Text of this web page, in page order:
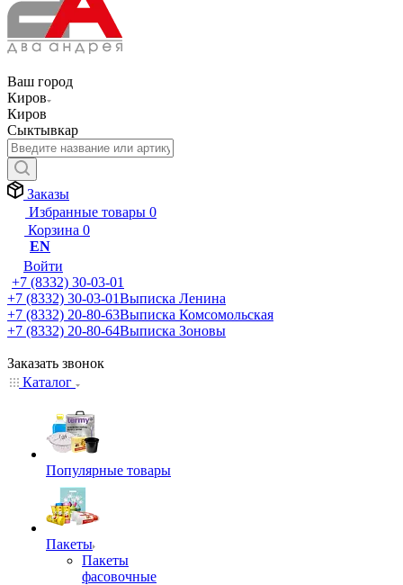
Ваш город
Киров
Киров
Сыктывкар
Заказы
Избранные товары 0
Корзина 0
EN
Войти
+7 (8332) 30-03-01
+7 (8332) 30-03-01Выписка Ленина
+7 (8332) 20-80-63Выписка Комсомольская
+7 (8332) 20-80-64Выписка Зоновы
Заказать звонок
Каталог
Популярные товары
Пакеты
Пакеты
фасовочные